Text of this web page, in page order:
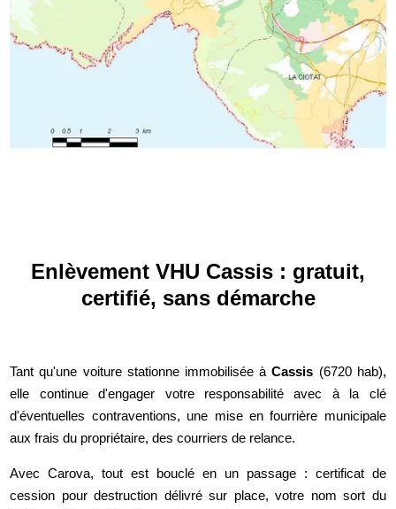
Enlèvement VHU Cassis : gratuit,
certifié, sans démarche
Tant qu'une voiture stationne immobilisée àCassis (6720 hab),
elle continue d'engager votre responsabilité avec à la clé
d'éventuelles contraventions, une mise en fourrière municipale
aux frais du propriétaire, des courriers de relance.
Avec Carova, tout est bouclé en un passage : certificat de
cession pour destruction délivré sur place, votre nom sort du